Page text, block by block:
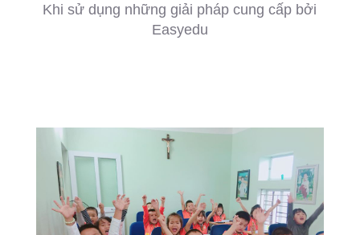
Khi sử dụng những giải pháp cung cấp bởi
Easyedu